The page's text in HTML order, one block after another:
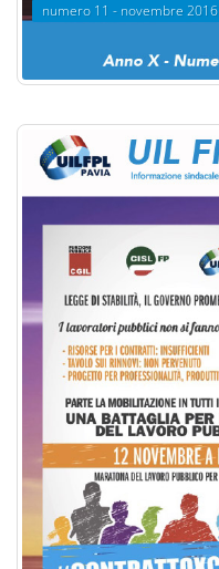
numero 11 - novembre 2016